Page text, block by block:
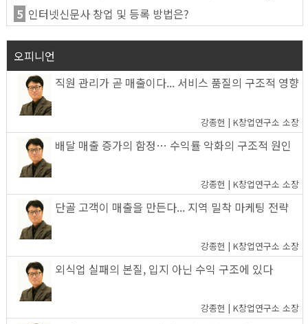
5 인터넷신문사 창업 및 등록 방법은?
오피니언
직원 관리가 곧 매출이다... 서비스 품질의 구조적 영향
강종헌 | K창업연구소 소장
배달 매출 증가의 함정… 수익률 악화의 구조적 원인
강종헌 | K창업연구소 소장
단골 고객이 매출을 만든다... 지역 밀착 마케팅 전략
강종헌 | K창업연구소 소장
외식업 실패의 본질, 입지 아닌 수익 구조에 있다
강종헌 | K창업연구소 소장